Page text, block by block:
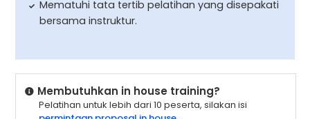
Mematuhi tata tertib pelatihan yang disepakati
bersama instruktur.
Membutuhkan in house training?
Pelatihan untuk lebih dari 10 peserta, silakan isi